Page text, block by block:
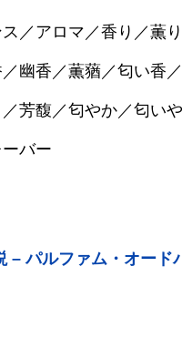
／アロマ／香り／薫
幽香／薫蕕／匂い香
芳馥／匂やか／匂い
バー
– パルファム・オー